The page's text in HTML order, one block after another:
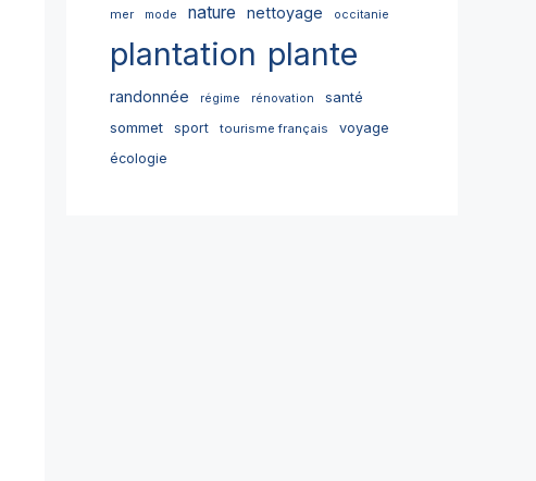
mer mode nature nettoyage occitanie
plantation plante
randonnée régime rénovation
santé
sommet
sport tourisme français
voyage
écologie